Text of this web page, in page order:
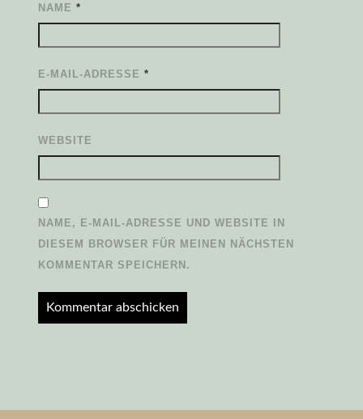
NAME*
E-MAIL-ADRESSE*
WEBSITE
NAME, E-MAIL-ADRESSE UND WEBSITE IN
DIESEM BROWSER FÜR MEINEN NÄCHSTEN
KOMMENTAR SPEICHERN.